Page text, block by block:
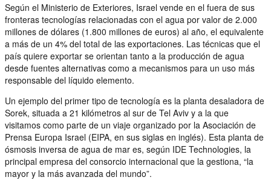
Según el Ministerio de Exteriores, Israel vende en el fuera de sus
fronteras tecnologías relacionadas con el agua por valor de 2.000
millones de dólares (1.800 millones de euros) al año, el equivalente
a más de un 4% del total de las exportaciones. Las técnicas que el
país quiere exportar se orientan tanto a la producción de agua
desde fuentes alternativas como a mecanismos para un uso más
responsable del líquido elemento.
Un ejemplo del primer tipo de tecnología es la planta desaladora de
Sorek, situada a 21 kilómetros al sur de Tel Aviv y a la que
visitamos como parte de un viaje organizado por la Asociación de
Prensa Europa Israel (EIPA, en sus siglas en inglés). Esta planta de
ósmosis inversa de agua de mar es, según IDE Technologies, la
principal empresa del consorcio internacional que la gestiona, “la
mayor y la más avanzada del mundo”.